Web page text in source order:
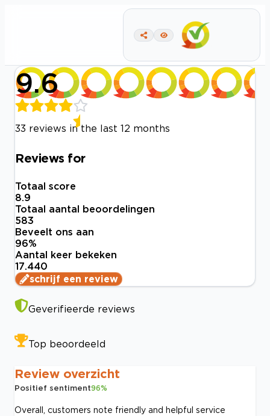
9.6
33 reviews in the last 12 months
Reviews for
Totaal score
8.9
Totaal aantal beoordelingen
583
Beveelt ons aan
96%
Aantal keer bekeken
17.440
schrijf een review
Geverifieerde reviews
Top beoordeeld
Review overzicht
Positief sentiment96%
Overall, customers note friendly and helpful service